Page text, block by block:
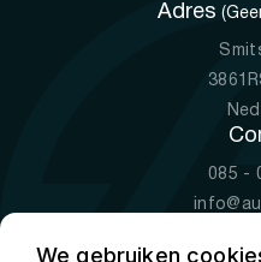
Adres
085 -
We gebruiken